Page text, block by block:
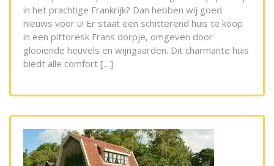
in het prachtige Frankrijk? Dan hebben wij goed
nieuws voor u! Er staat een schitterend huis te koop
in een pittoresk Frans dorpje, omgeven door
glooiende heuvels en wijngaarden. Dit charmante huis
biedt alle comfort […]